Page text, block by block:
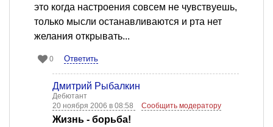
это когда настроения совсем не чувствуешь,
только мысли останавливаются и рта нет
желания открывать...
0 Ответить
Дмитрий Рыбалкин
Дебютант
20 ноября 2006 в 08:58
Сообщить модератору
Жизнь - борьба!